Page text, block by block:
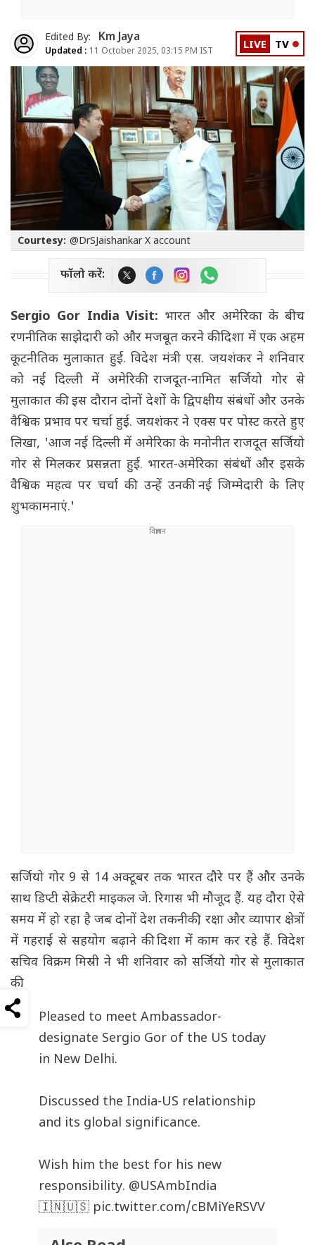
Edited By: Km Jaya
Updated : 11 October 2025, 03:15 PM IST LIVE TV
Courtesy: @DrSJaishankar X account
फॉलो करें:
Sergio Gor India Visit: भारत और अमेरिका के बीच
रणनीतिक साझेदारी को और मजबूत करने की दिशा में एक अहम
कूटनीतिक मुलाकात हुई. विदेश मंत्री एस. जयशंकर ने शनिवार
को नई दिल्ली में अमेरिकी राजदूत-नामित सर्जियो गोर से
मुलाकात की. इस दौरान दोनों देशों के द्विपक्षीय संबंधों और उनके
वैश्विक प्रभाव पर चर्चा हुई. जयशंकर ने एक्स पर पोस्ट करते हुए
लिखा, 'आज नई दिल्ली में अमेरिका के मनोनीत राजदूत सर्जियो
गोर से मिलकर प्रसन्नता हुई. भारत-अमेरिका संबंधों और इसके
वैश्विक महत्व पर चर्चा की. उन्हें उनकी नई जिम्मेदारी के लिए
शुभकामनाएं.'
सर्जियो गोर 9 से 14 अक्टूबर तक भारत दौरे पर हैं और उनके
साथ डिप्टी सेक्रेटरी माइकल जे. रिगास भी मौजूद हैं. यह दौरा ऐसे
समय में हो रहा है जब दोनों देश तकनीकी, रक्षा और व्यापार क्षेत्रों
में गहराई से सहयोग बढ़ाने की दिशा में काम कर रहे हैं. विदेश
सचिव विक्रम मिस्री ने भी शनिवार को सर्जियो गोर से मुलाकात
की.
Pleased to meet Ambassador-
designate Sergio Gor of the US today
in New Delhi.
Discussed the India-US relationship
and its global significance.
Wish him the best for his new
responsibility. @USAmbIndia
🇮🇳🇺🇸 pic.twitter.com/cBMiYeRSVV